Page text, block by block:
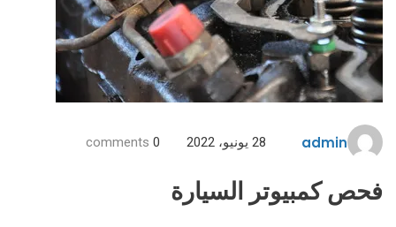
admin 28 يونيو، 2022 0
فحص كمبيوتر السيارة